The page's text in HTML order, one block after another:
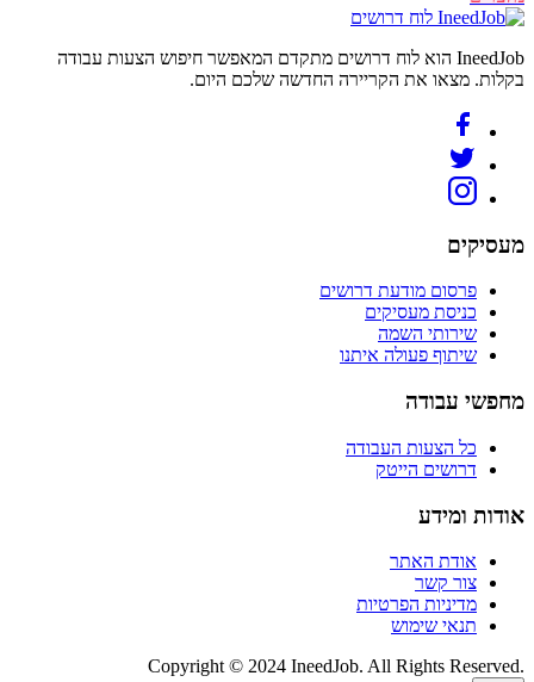
לוח דרושים
IneedJob הוא לוח דרושים מתקדם המאפשר חיפוש הצעות עבודה
בקלות. מצאו את הקריירה החדשה שלכם היום.
מעסיקים
פרסום מודעת דרושים
כניסת מעסיקים
שירותי השמה
שיתוף פעולה איתנו
מחפשי עבודה
כל הצעות העבודה
דרושים הייטק
אודות ומידע
אודת האתר
צור קשר
מדיניות הפרטיות
תנאי שימוש
Copyright © 2024 IneedJob. All Rights Reserved.